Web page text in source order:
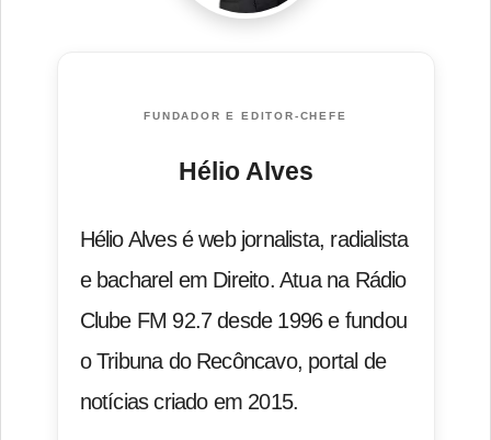
FUNDADOR E EDITOR-CHEFE
Hélio Alves
Hélio Alves é web jornalista, radialista
e bacharel em Direito. Atua na Rádio
Clube FM 92.7 desde 1996 e fundou
o Tribuna do Recôncavo, portal de
notícias criado em 2015.